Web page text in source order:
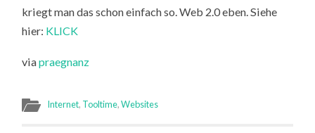
kriegt man das schon einfach so. Web 2.0 eben. Siehe
hier: KLICK
viapraegnanz
Internet, Tooltime,Websites